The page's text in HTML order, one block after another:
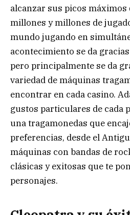
alcanzar sus picos máximos
millones y millones de
mundo jugando en
acontecimiento se da
pero principalmente se da
variedad de máquinas
encontrar en cada casino.
gustos particulares de cada
una tragamonedas que
preferencias, desde el
máquinas con bandas de
clásicas y exitosas que te
personajes.